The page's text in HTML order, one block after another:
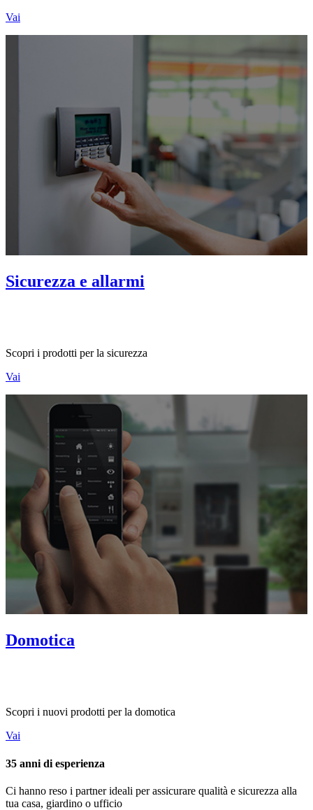
Vai
Sicurezza e allarmi
Scopri i prodotti per la sicurezza
Vai
Domotica
Scopri i nuovi prodotti per la domotica
Vai
35 anni di esperienza
Ci hanno reso i partner ideali per assicurare qualità e sicurezza alla
tua casa, giardino o ufficio